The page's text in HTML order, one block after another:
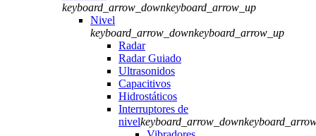
keyboard_arrow_downkeyboard_arrow_up
Nivel
keyboard_arrow_downkeyboard_arrow_up
Radar
Radar Guiado
Ultrasonidos
Capacitivos
Hidrostáticos
Interruptores de
nivelkeyboard_arrow_down